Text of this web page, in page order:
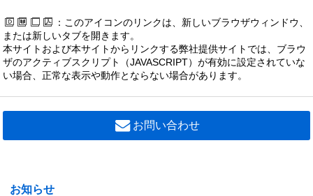
LEDX-4223V
システムユニットアルミルーバー・Ｖ
0 円（税別）
0 円（税別）
：このアイコンのリンクは、新しいブラウザウィンドウ、
または新しいタブを開きます。
本サイトおよび本サイトからリンクする弊社提供サイトでは、ブラウ
ザのアクティブスクリプト（JAVASCRIPT）が有効に設定されていな
い場合、正常な表示や動作とならない場合があります。
お問い合わせ
お知らせ